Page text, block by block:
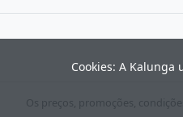
Os preços, promoções,
Cookies: A